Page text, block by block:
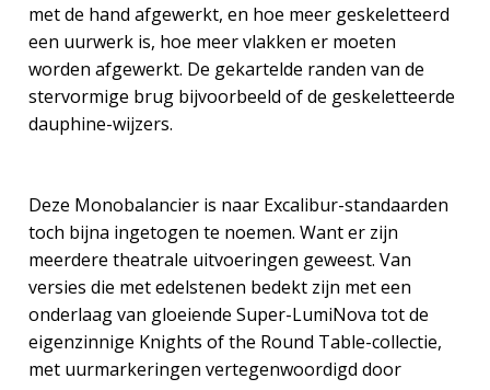
met de hand afgewerkt, en hoe meer geskeletteerd
een uurwerk is, hoe meer vlakken er moeten
worden afgewerkt. De gekartelde randen van de
stervormige brug bijvoorbeeld of de geskeletteerde
dauphine-wijzers.
Deze Monobalancier is naar Excalibur-standaarden
toch bijna ingetogen te noemen. Want er zijn
meerdere theatrale uitvoeringen geweest. Van
versies die met edelstenen bedekt zijn met een
onderlaag van gloeiende Super-LumiNova tot de
eigenzinnige Knights of the Round Table-collectie,
met uurmarkeringen vertegenwoordigd door